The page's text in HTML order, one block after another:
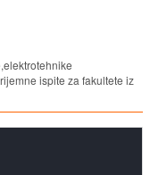
ispite za fakultete iz